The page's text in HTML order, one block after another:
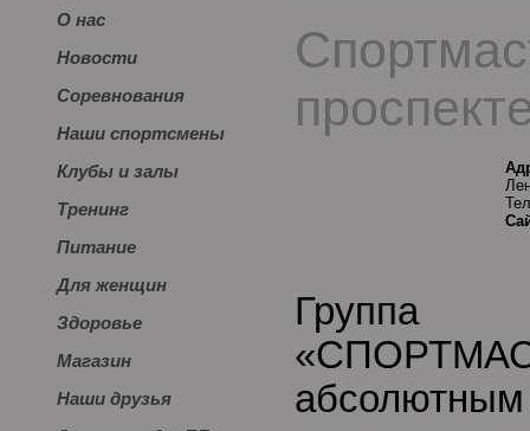
О нас
Новости
Соревнования
Наши спортсмены
Клубы и залы
Тренинг
Питание
Для женщин
Здоровье
Магазин
Наши друзья